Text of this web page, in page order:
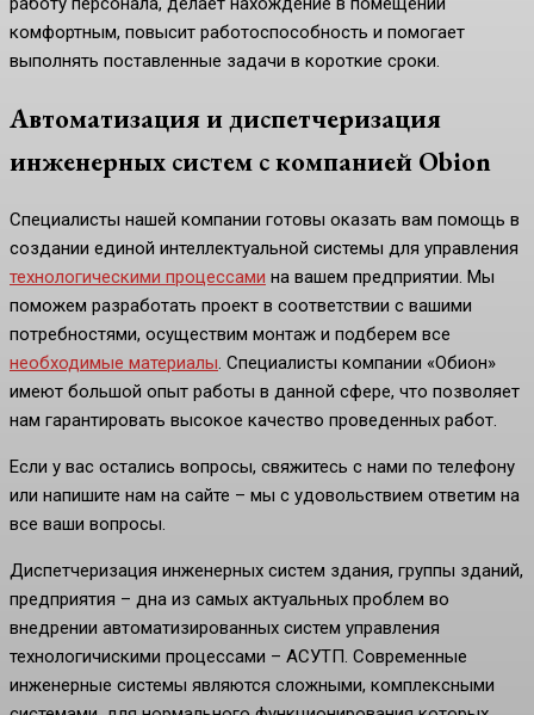
комфортным, повысит работоспособность и помогает
выполнять поставленные задачи в короткие сроки.
Автоматизация и диспетчеризация
инженерных систем с компанией Obion
Специалисты нашей компании готовы оказать вам помощь в
создании единой интеллектуальной системы для управления
технологическими процессами на вашем предприятии. Мы
поможем разработать проект в соответствии с вашими
потребностями, осуществим монтаж и подберем все
необходимые материалы. Специалисты компании «Обион»
имеют большой опыт работы в данной сфере, что позволяет
нам гарантировать высокое качество проведенных работ.
Если у вас остались вопросы, свяжитесь с нами по телефону
или напишите нам на сайте – мы с удовольствием ответим на
все ваши вопросы.
Диспетчеризация инженерных систем здания, группы зданий,
предприятия – дна из самых актуальных проблем во
внедрении автоматизированных систем управления
технологичискими процессами – АСУТП. Современные
инженерные системы являются сложными, комплексными